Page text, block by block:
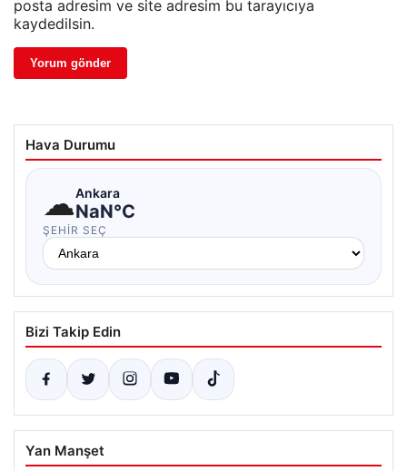
posta adresim ve site adresim bu tarayıcıya
kaydedilsin.
Hava Durumu
☁Ankara
NaN°C
ŞEHIR SEÇ
Bizi Takip Edin
Yan Manşet